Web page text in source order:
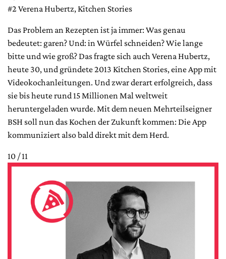
#2 Verena Hubertz, Kitchen Stories
Das Problem an Rezepten ist ja immer: Was genau
bedeutet: garen? Und: in Würfel schneiden? Wie lange
bitte und wie groß? Das fragte sich auch Verena Hubertz,
heute 30, und gründete 2013 Kitchen Stories, eine App mit
Videokochanleitungen. Und zwar derart erfolgreich, dass
sie bis heute rund 15 Millionen Mal weltweit
heruntergeladen wurde. Mit dem neuen Mehrteilseigner
BSH soll nun das Kochen der Zukunft kommen: Die App
kommuniziert also bald direkt mit dem Herd.
10 / 11